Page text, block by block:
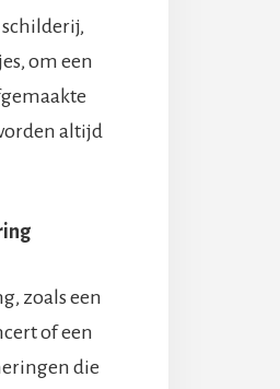
schilderij,
om een
altijd
zoals een
of een
die